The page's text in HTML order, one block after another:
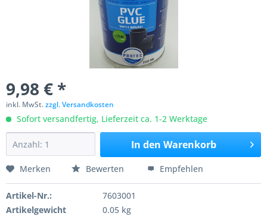
9,98 € *
inkl. MwSt.zzgl. Versandkosten
Sofort versandfertig, Lieferzeit ca. 1-2 Werktage
In den Warenkorb
Merken Bewerten Empfehlen
Artikel-Nr.:
7603001
Artikelgewicht
0.05 kg